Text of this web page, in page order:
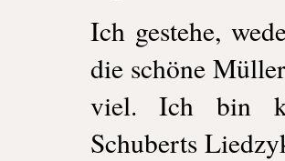
Ich gestehe,
die schöne
viel. Ich bin
Schuberts